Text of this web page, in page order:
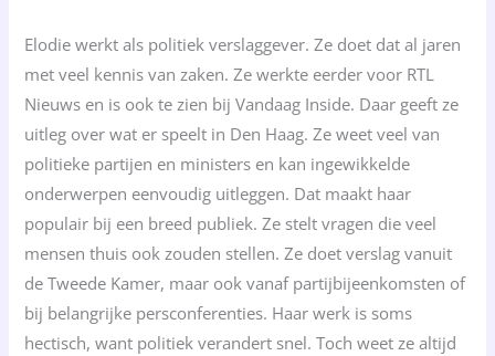
Elodie werkt als politiek verslaggever. Ze doet dat al jaren
met veel kennis van zaken. Ze werkte eerder voor RTL
Nieuws en is ook te zien bij Vandaag Inside. Daar geeft ze
uitleg over wat er speelt in Den Haag. Ze weet veel van
politieke partijen en ministers en kan ingewikkelde
onderwerpen eenvoudig uitleggen. Dat maakt haar
populair bij een breed publiek. Ze stelt vragen die veel
mensen thuis ook zouden stellen. Ze doet verslag vanuit
de Tweede Kamer, maar ook vanaf partijbijeenkomsten of
bij belangrijke persconferenties. Haar werk is soms
hectisch, want politiek verandert snel. Toch weet ze altijd